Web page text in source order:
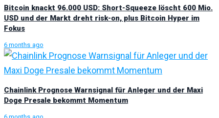
Bitcoin knackt 96.000 USD: Short-Squeeze löscht 600 Mio.
USD und der Markt dreht risk-on, plus Bitcoin Hyper im
Fokus
6 months ago
Chainlink Prognose Warnsignal für Anleger und der Maxi
Doge Presale bekommt Momentum